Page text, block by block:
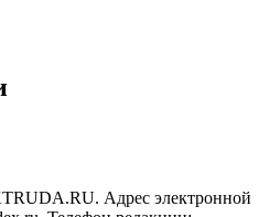
Адрес электронной